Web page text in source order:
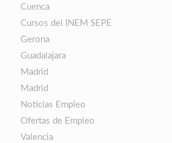
Cuenca
Cursos del INEM SEPE
Gerona
Guadalajara
Madrid
Madrid
Noticias Empleo
Ofertas de Empleo
Valencia